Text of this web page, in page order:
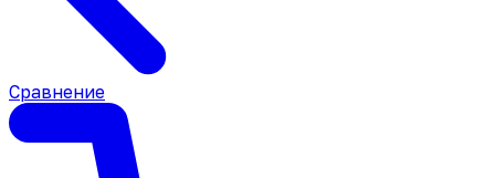
Сравнение